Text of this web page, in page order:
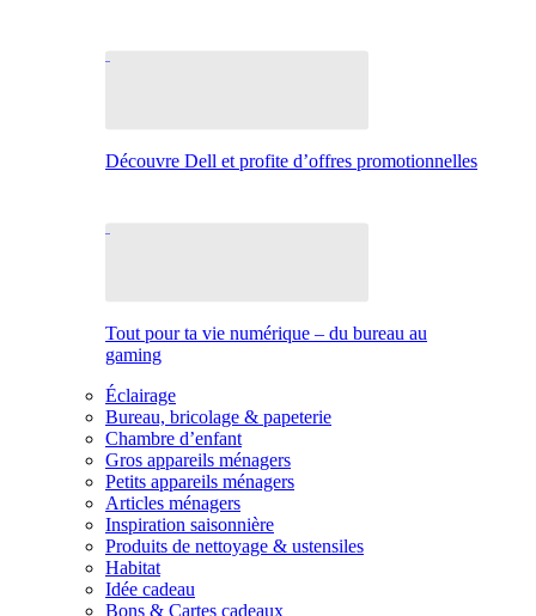
Découvre Dell et profite d’offres promotionnelles
Tout pour ta vie numérique – du bureau au
gaming
Éclairage
Bureau, bricolage & papeterie
Chambre d’enfant
Gros appareils ménagers
Petits appareils ménagers
Articles ménagers
Inspiration saisonnière
Produits de nettoyage & ustensiles
Habitat
Idée cadeau
Bons & Cartes cadeaux